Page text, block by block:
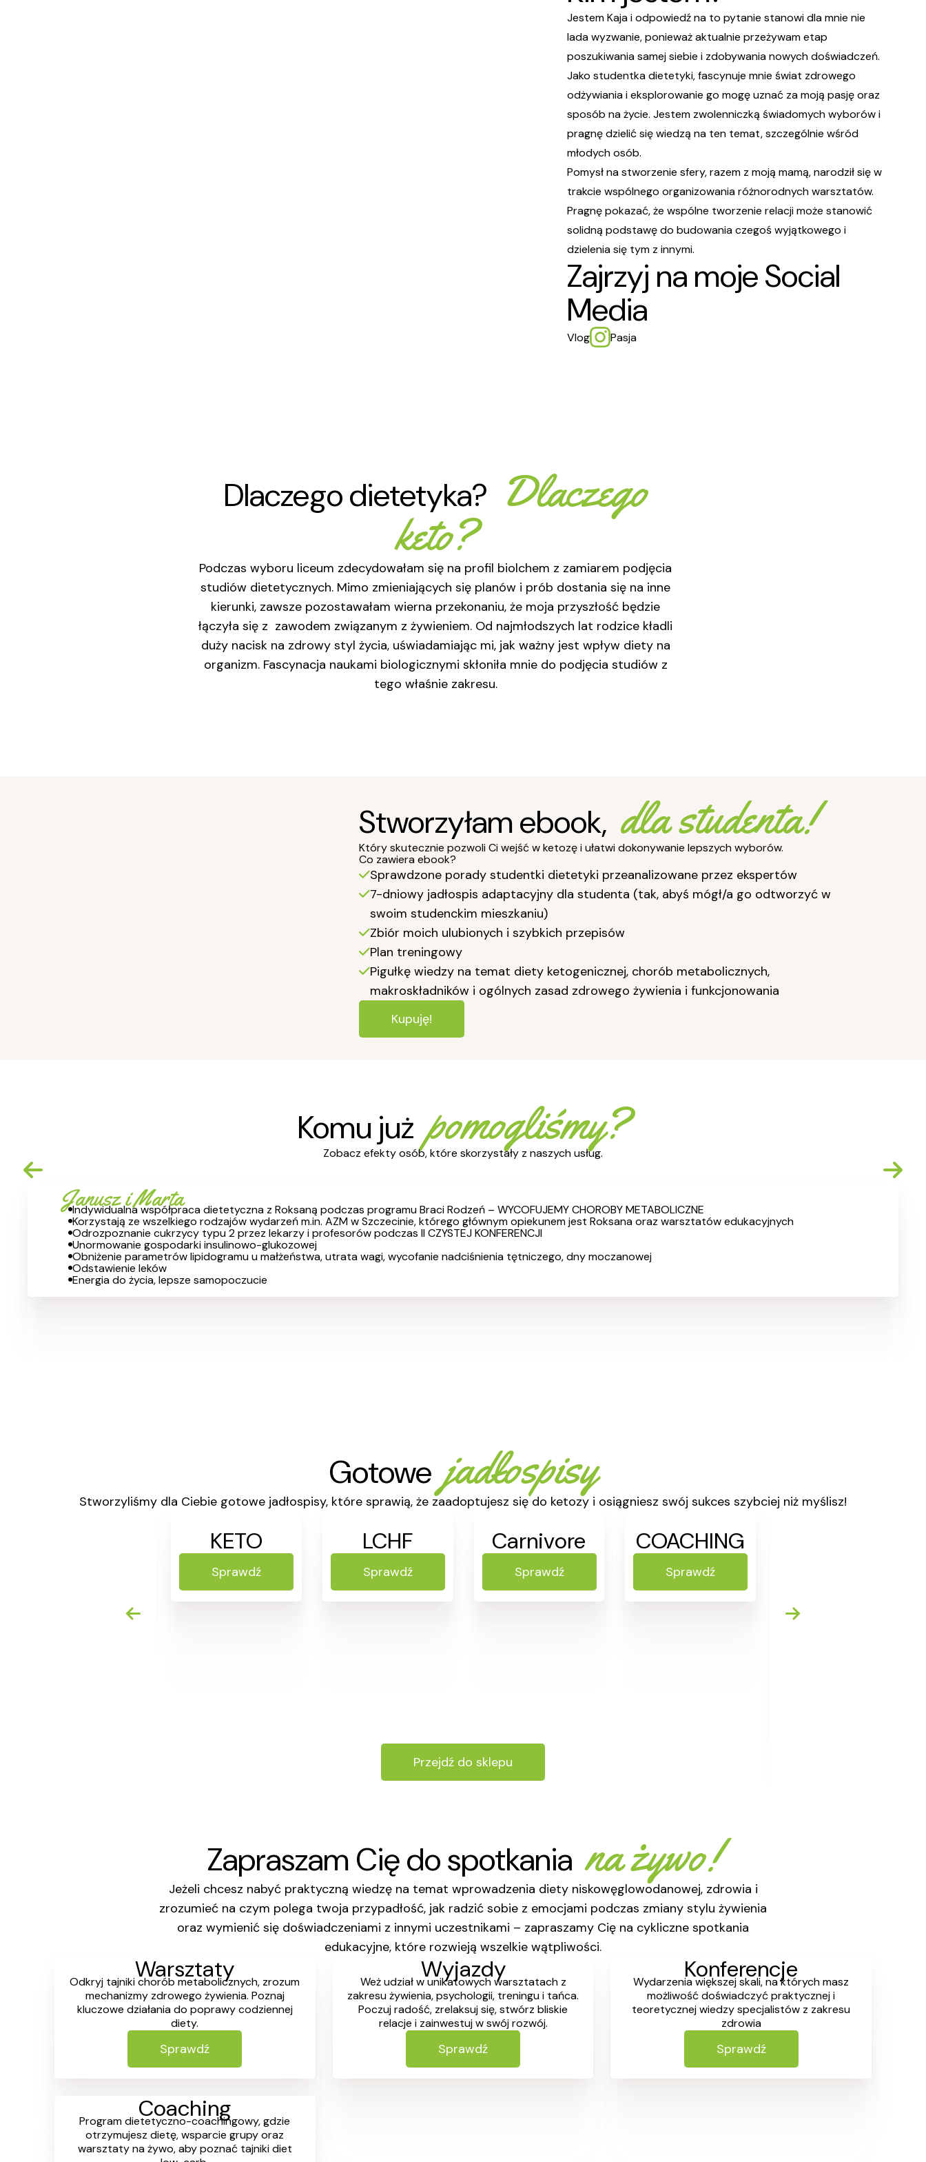
Jestem Kaja i odpowiedź na to pytanie stanowi dla mnie nie
lada wyzwanie, ponieważ aktualnie przeżywam etap
poszukiwania samej siebie i zdobywania nowych doświadczeń.
Jako studentka dietetyki, fascynuje mnie świat zdrowego
odżywiania i eksplorowanie go mogę uznać za moją pasję oraz
sposób na życie. Jestem zwolenniczką świadomych wyborów i
pragnę dzielić się wiedzą na ten temat, szczególnie wśród
młodych osób.
Pomysł na stworzenie sfery, razem z moją mamą, narodził się w
trakcie wspólnego organizowania różnorodnych warsztatów.
Pragnę pokazać, że wspólne tworzenie relacji może stanowić
solidną podstawę do budowania czegoś wyjątkowego i
dzielenia się tym z innymi.
Zajrzyj na moje Social
Media
Vlog Pasja
Dlaczego dietetyka? Dlaczego
keto?
Podczas wyboru liceum zdecydowałam się na profil biolchem z zamiarem podjęcia
studiów dietetycznych. Mimo zmieniających się planów i prób dostania się na inne
kierunki, zawsze pozostawałam wierna przekonaniu, że moja przyszłość będzie
łączyła się z zawodem związanym z żywieniem. Od najmłodszych lat rodzice kładli
duży nacisk na zdrowy styl życia, uświadamiając mi, jak ważny jest wpływ diety na
organizm. Fascynacja naukami biologicznymi skłoniła mnie do podjęcia studiów z
tego właśnie zakresu.
Stworzyłam ebook, dla studenta!
Który skutecznie pozwoli Ci wejść w ketozę i ułatwi dokonywanie lepszych wyborów.
Co zawiera ebook?
Sprawdzone porady studentki dietetyki przeanalizowane przez ekspertów
7-dniowy jadłospis adaptacyjny dla studenta (tak, abyś mógł/a go odtworzyć w
swoim studenckim mieszkaniu)
Zbiór moich ulubionych i szybkich przepisów
Plan treningowy
Pigułkę wiedzy na temat diety ketogenicznej, chorób metabolicznych,
makroskładników i ogólnych zasad zdrowego żywienia i funkcjonowania
Kupuję!
Komu już pomogliśmy?
Zobacz efekty osób, które skorzystały z naszych usług.
Janusz i Marta
Indywidualna współpraca dietetyczna z Roksaną podczas programu Braci Rodzeń – WYCOFUJEMY CHOROBY METABOLICZNE
Korzystają ze wszelkiego rodzajów wydarzeń m.in. AZM w Szczecinie, którego głównym opiekunem jest Roksana oraz warsztatów edukacyjnych
Odrozpoznanie cukrzycy typu 2 przez lekarzy i profesorów podczas II CZYSTEJ KONFERENCJI
Unormowanie gospodarki insulinowo-glukozowej
Obniżenie parametrów lipidogramu u małżeństwa, utrata wagi, wycofanie nadciśnienia tętniczego, dny moczanowej
Odstawienie leków
Energia do życia, lepsze samopoczucie
Gotowe jadłospisy
Stworzyliśmy dla Ciebie gotowe jadłospisy, które sprawią, że zaadoptujesz się do ketozy i osiągniesz swój sukces szybciej niż myślisz!
KETO
Sprawdź
LCHF
Sprawdź
Carnivore
Sprawdź
COACHING
Sprawdź
Przejdź do sklepu
Zapraszam Cię do spotkania na żywo!
Jeżeli chcesz nabyć praktyczną wiedzę na temat wprowadzenia diety niskowęglowodanowej, zdrowia i
zrozumieć na czym polega twoja przypadłość, jak radzić sobie z emocjami podczas zmiany stylu żywienia
oraz wymienić się doświadczeniami z innymi uczestnikami – zapraszamy Cię na cykliczne spotkania
edukacyjne, które rozwieją wszelkie wątpliwości.
Warsztaty
Odkryj tajniki chorób metabolicznych, zrozum
mechanizmy zdrowego żywienia. Poznaj
kluczowe działania do poprawy codziennej
diety.
Sprawdź
Wyjazdy
Weż udział w unikatowych warsztatach z
zakresu żywienia, psychologii, treningu i tańca.
Poczuj radość, zrelaksuj się, stwórz bliskie
relacje i zainwestuj w swój rozwój.
Sprawdź
Konferencje
Wydarzenia większej skali, na których masz
możliwość doświadczyć praktycznej i
teoretycznej wiedzy specjalistów z zakresu
zdrowia
Sprawdź
Coaching
Program dietetyczno-coachingowy, gdzie
otrzymujesz dietę, wsparcie grupy oraz
warsztaty na żywo, aby poznać tajniki diet